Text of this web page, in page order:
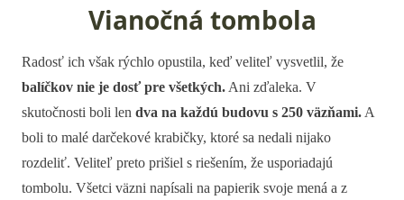
Vianočná tombola
Radosť ich však rýchlo opustila, keď veliteľ vysvetlil, že
balíčkov nie je dosť pre všetkých.Ani zďaleka. V
skutočnosti boli len dva na každú budovu s 250 väzňami.A
boli to malé darčekové krabičky, ktoré sa nedali nijako
rozdeliť. Veliteľ preto prišiel s riešením, že usporiadajú
tombolu. Všetci väzni napísali na papierik svoje mená a z